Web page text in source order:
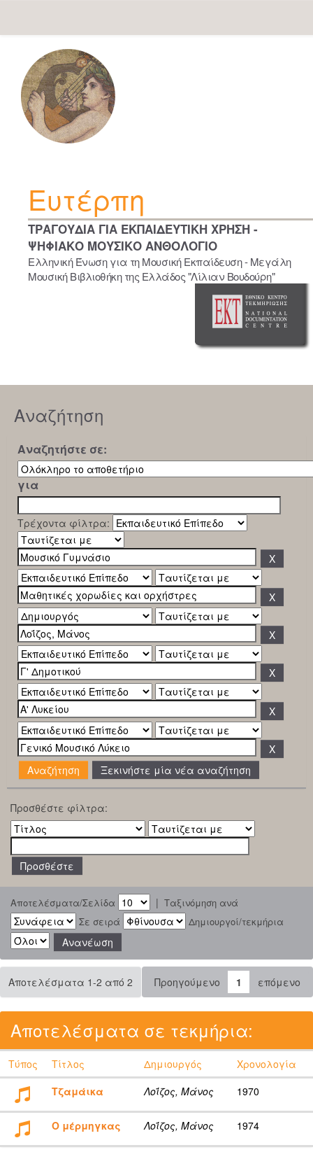
navigation
Ευτέρπη
ΤΡΑΓΟΥΔΙΑ ΓΙΑ ΕΚΠΑΙΔΕΥΤΙΚΗ ΧΡΗΣΗ -
ΨΗΦΙΑΚΟ ΜΟΥΣΙΚΟ ΑΝΘΟΛΟΓΙΟ
Ελληνική Ένωση για τη Μουσική Εκπαίδευση - Μεγάλη
Μουσική Βιβλιοθήκη της Ελλάδος "Λίλιαν Βουδούρη"
Αναζήτηση
Αναζητήστε σε:
για
Τρέχοντα φίλτρα:
Ξεκινήστε μία νέα αναζήτηση
Προσθέστε φίλτρα:
Αποτελέσματα/Σελίδα | Ταξινόμηση ανά
Σε σειρά
Δημιουργοί/τεκμήρια
Αποτελέσματα 1-2 από 2 Προηγούμενο 1 επόμενο
Αποτελέσματα σε τεκμήρια:
Τύπος Τίτλος Δημιουργός
Χρονολογία
Τζαμάικα
Λοΐζος, Μάνος 1970
Ο μέρμηγκας Λοΐζος, Μάνος 1974